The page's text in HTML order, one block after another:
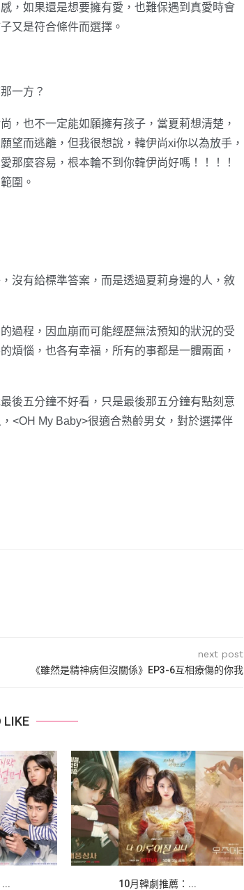
，如果還是想要擁有愛，也難保遇到真愛時會
又是符合條件而選擇。
一方？
，也不一定能如願擁有孩子，當夏莉想清楚，
望而逃離，但我很想說，韓伊尚xi你以為放手，
那麼容易，根本輪不到你韓伊尚好嗎！！！！
圍。
沒有給標準答案，而是透過夏莉身邊的人，敘
過程，因血崩而可能經歷無法預知的狀況的受
煩惱，也各有幸福，所有的事都是一體兩面，
後五分鐘不好看，只是最後那五分鐘有點刻意
<OH My Baby>很適合熟齡男女，對於選擇伴
next post
《雖然是精神病但沒關係》EP3-6互相療傷的你我
LIKE
10月韓劇推薦：...